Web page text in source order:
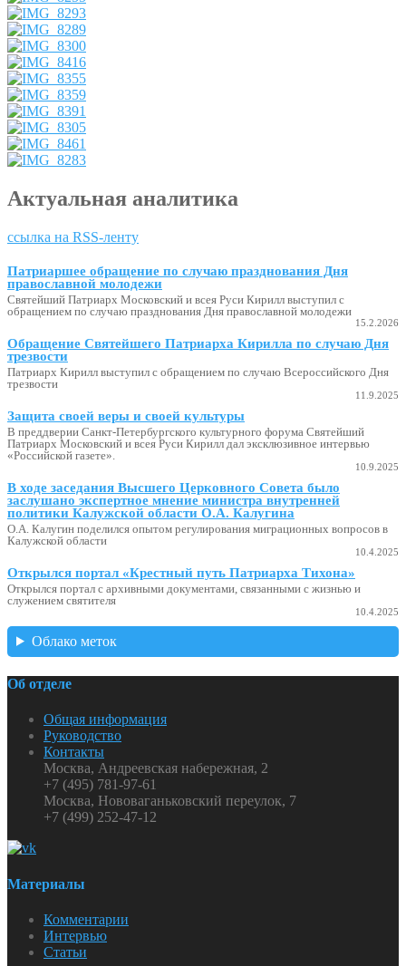
Актуальная аналитика
ссылка на RSS-ленту
Патриаршее обращение по случаю празднования Дня
православной молодежи
Святейший Патриарх Московский и всея Руси Кирилл выступил с
обращением по случаю празднования Дня православной молодежи
15.2.2026
Обращение Святейшего Патриарха Кирилла по случаю Дня
трезвости
Патриарх Кирилл выступил с обращением по случаю Всероссийского Дня
трезвости
11.9.2025
Защита своей веры и своей культуры
В преддверии Санкт-Петербургского культурного форума Святейший
Патриарх Московский и всея Руси Кирилл дал эксклюзивное интервью
«Российской газете».
10.9.2025
В ходе заседания Высшего Церковного Совета было
заслушано экспертное мнение министра внутренней
политики Калужской области О.А. Калугина
О.А. Калугин поделился опытом регулирования миграционных вопросов в
Калужской области
10.4.2025
Открылся портал «Крестный путь Патриарха Тихона»
Открылся портал с архивными документами, связанными с жизнью и
служением святителя
10.4.2025
Облако меток
Об отделе
Общая информация
Руководство
Контакты
Москва, Андреевская набережная, 2
+7 (495) 781-97-61
Москва, Нововаганьковский переулок, 7
+7 (499) 252-47-12
Материалы
Комментарии
Интервью
Статьи